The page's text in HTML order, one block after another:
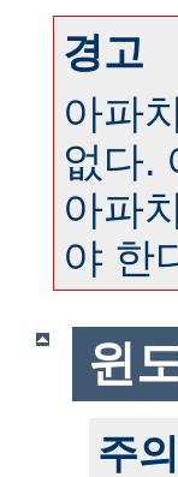
경고
아파
없다.
아파
야 한
윈
주의